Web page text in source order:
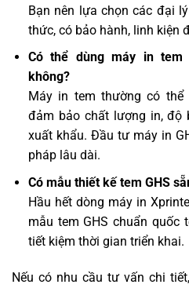
Bạn nên lựa chọn các đại
thức, có bảo hành, linh kiện
Có thể dùng máy in
không?
Máy in tem thường có thể
đảm bảo chất lượng in, độ
xuất khẩu. Đầu tư máy in
pháp lâu dài.
Có mẫu thiết kế tem GHS
Hầu hết dòng máy in
mẫu tem GHS chuẩn
tiết kiệm thời gian triển khai.
Nếu có nhu cầu tư vấn chi